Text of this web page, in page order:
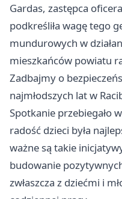
Gardas, zastępca
podkreśliła wagę tego
mundurowych w
mieszkańców powiatu
Zadbajmy o
najmłodszych lat w
Spotkanie przebiegało
radość dzieci była
ważne są takie
budowanie
zwłaszcza z dziećmi i